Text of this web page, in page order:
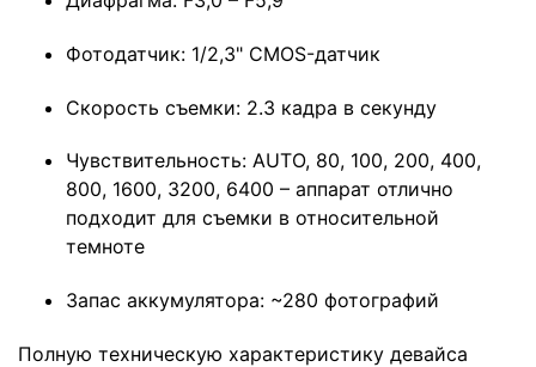
Фотодатчик: 1/2,3" CMOS-датчик
Скорость съемки: 2.3 кадра в секунду
Чувствительность: AUTO, 80, 100, 200, 400,
800, 1600, 3200, 6400 – аппарат отлично
подходит для съемки в относительной
темноте
Запас аккумулятора: ~280 фотографий
Полную техническую характеристику девайса